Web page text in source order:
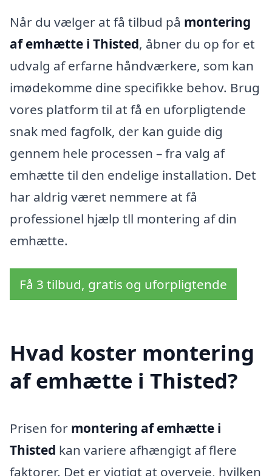
Når du vælger at få tilbud på montering
af emhætte i Thisted, åbner du op for et
udvalg af erfarne håndværkere, som kan
imødekomme dine specifikke behov. Brug
vores platform til at få en uforpligtende
snak med fagfolk, der kan guide dig
gennem hele processen – fra valg af
emhætte til den endelige installation. Det
har aldrig været nemmere at få
professionel hjælp tll montering af din
emhætte.
Få 3 tilbud, gratis og uforpligtende
Hvad koster montering
af emhætte i Thisted?
Prisen for montering af emhætte i
Thisted kan variere afhængigt af flere
faktorer. Det er vigtigt at overveje, hvilken